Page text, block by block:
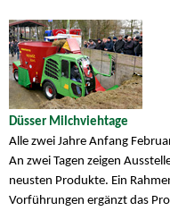
Düsser Milchviehtage
Alle zwei Jahre Anfang
An zwei Tagen zeigen
neusten Produkte. Ein
Vorführungen ergänzt das